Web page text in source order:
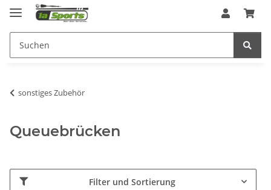
sonstiges Zubehör
Queuebrücken
Filter und Sortierung